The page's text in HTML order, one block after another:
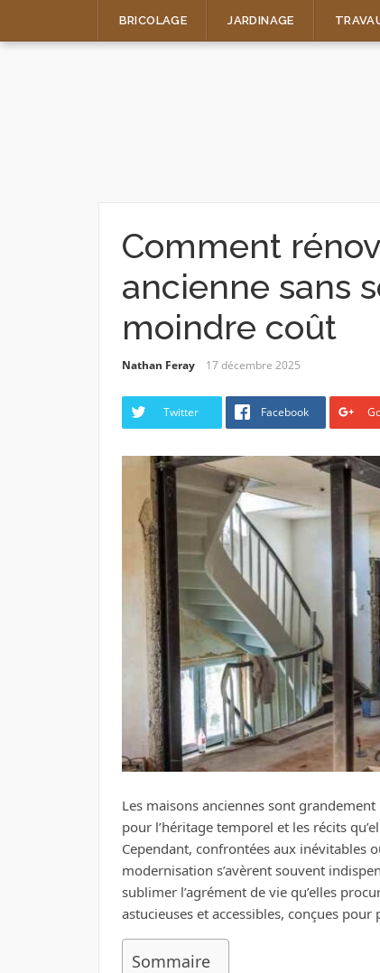
BRICOLAGE JARDINAGE
Comment
ancienne sans
moindre coût
Nathan Feray 17 décembre 2025
Twitter Facebook
Les maisons anciennes sont
pour l’héritage temporel et les récits
Cependant, confrontées aux inévitables
modernisation s’avèrent souvent
sublimer l’agrément de vie qu’elles
astucieuses et accessibles, conçues
Sommaire